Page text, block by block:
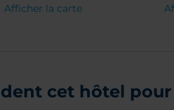
Afficher la carte
cet hôtel pour